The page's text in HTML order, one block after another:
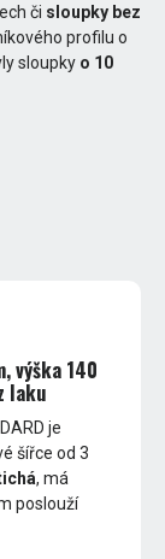
či sloupky bez
profilu o
sloupky o 10
výška 140
laku
je
šířce od 3
, má
poslouží